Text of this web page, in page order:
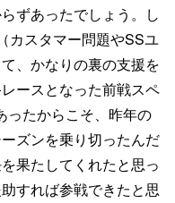
ずあったでしょう。し
カスタマー問題やSSユ
、かなりの裏の支援を
ースとなった前戦スペ
ったからこそ、昨年の
ズンを乗り切ったんだ
果たしてくれたと思っ
すれば参戦できたと思